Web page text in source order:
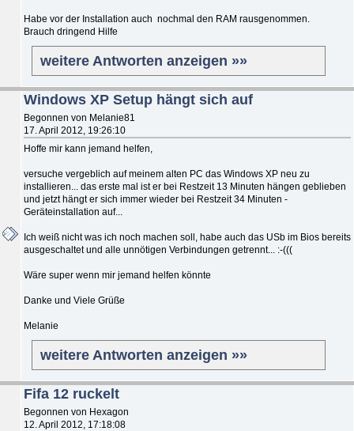
Habe vor der Installation auch nochmal den RAM rausgenommen.
Brauch dringend Hilfe
weitere Antworten anzeigen »»
Windows XP Setup hängt sich auf
Begonnen von Melanie81
17. April 2012, 19:26:10
Hoffe mir kann jemand helfen,
versuche vergeblich auf meinem alten PC das Windows XP neu zu
installieren... das erste mal ist er bei Restzeit 13 Minuten hängen geblieben
und jetzt hängt er sich immer wieder bei Restzeit 34 Minuten -
Geräteinstallation auf...
Ich weiß nicht was ich noch machen soll, habe auch das USb im Bios bereits
ausgeschaltet und alle unnötigen Verbindungen getrennt... :-(((
Wäre super wenn mir jemand helfen könnte
Danke und Viele Grüße
Melanie
weitere Antworten anzeigen »»
Fifa 12 ruckelt
Begonnen von Hexagon
12. April 2012, 17:18:08